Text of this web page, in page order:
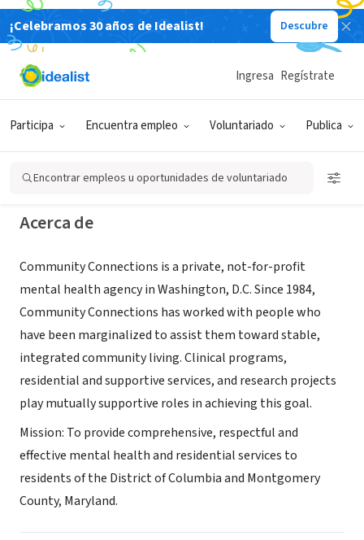
¡Celebramos 30 años de Idealist! Descubre
Participa Encuentra empleo Voluntariado Publica
Ingresa Regístrate
Encontrar empleos u oportunidades de voluntariado
ORGANIZACIÓN SIN FIN DE LUCRO
Community Connections of
Washington DC
Washington, DC|communityconnectionsdc.org
Acerca de
Community Connections is a private, not-for-profit
mental health agency in Washington, D.C. Since 1984,
Community Connections has worked with people who
have been marginalized to assist them toward stable,
integrated community living. Clinical programs,
residential and supportive services, and research projects
play mutually supportive roles in achieving this goal.
Mission: To provide comprehensive, respectful and
effective mental health and residential services to
residents of the District of Columbia and Montgomery
County, Maryland.